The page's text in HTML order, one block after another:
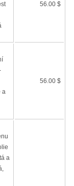
56.00 $
a
56.00 $
a